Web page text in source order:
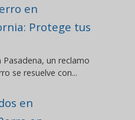
en
Protege tus
Pasadena, un reclamo
se resuelve con...
en